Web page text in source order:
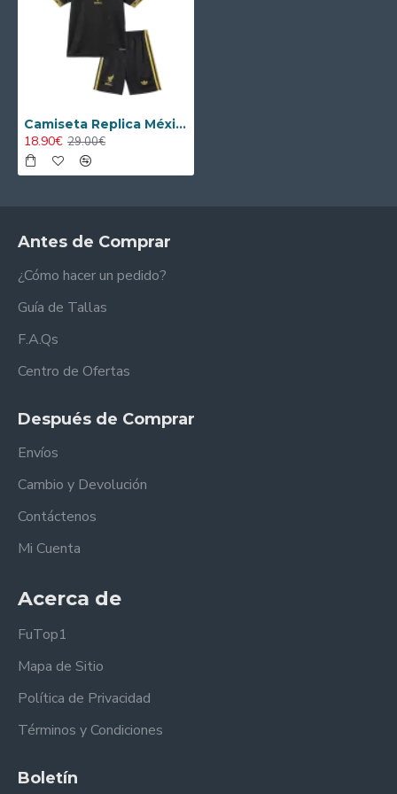
Camiseta Replica México Third 2025 (Camiseta + Pantalón Corto)
18.90€ 29.00€
Antes de Comprar
¿Cómo hacer un pedido?
Guía de Tallas
F.A.Qs
Centro de Ofertas
Después de Comprar
Envíos
Cambio y Devolución
Contáctenos
Mi Cuenta
Acerca de
FuTop1
Mapa de Sitio
Política de Privacidad
Términos y Condiciones
Boletín